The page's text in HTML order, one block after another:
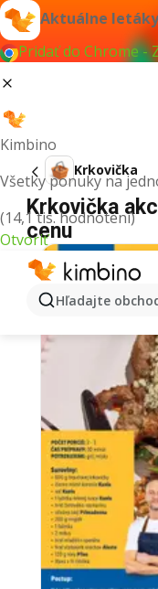
Aktuálne
Pridať do Chrome -
Kimbino
Všetky ponuky na
(14,1 tis. hodnotení)
Otvoriť
Hľadajte
Krkovička
Krkovička
cenu